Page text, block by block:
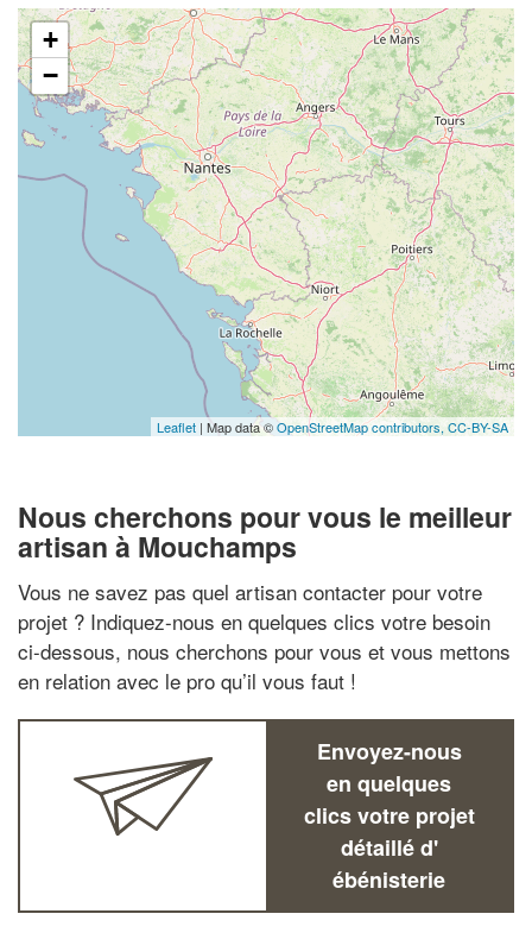
+
−
Leaflet | Map data ©OpenStreetMap contributors, CC-BY-SA
Nous cherchons pour vous le meilleur
artisan à Mouchamps
Vous ne savez pas quel artisan contacter pour votre
projet ? Indiquez-nous en quelques clics votre besoin
ci-dessous, nous cherchons pour vous et vous mettons
en relation avec le pro qu’il vous faut !
Envoyez-nous
en quelques
clics votre projet
détaillé d'
ébénisterie